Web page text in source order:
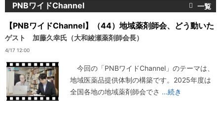
PNBワイドChannel
【PNBワイドChannel】（44）地域薬剤師会、どう動いた
ゲスト 加藤久幸氏（大和綾瀬薬剤師会長）
4/17 12:00
今回の「PNBワイドChannel」のテーマは、
地域医薬品提供体制の構築です。2025年度は
全国各地の地域薬剤師会でさ ...続き